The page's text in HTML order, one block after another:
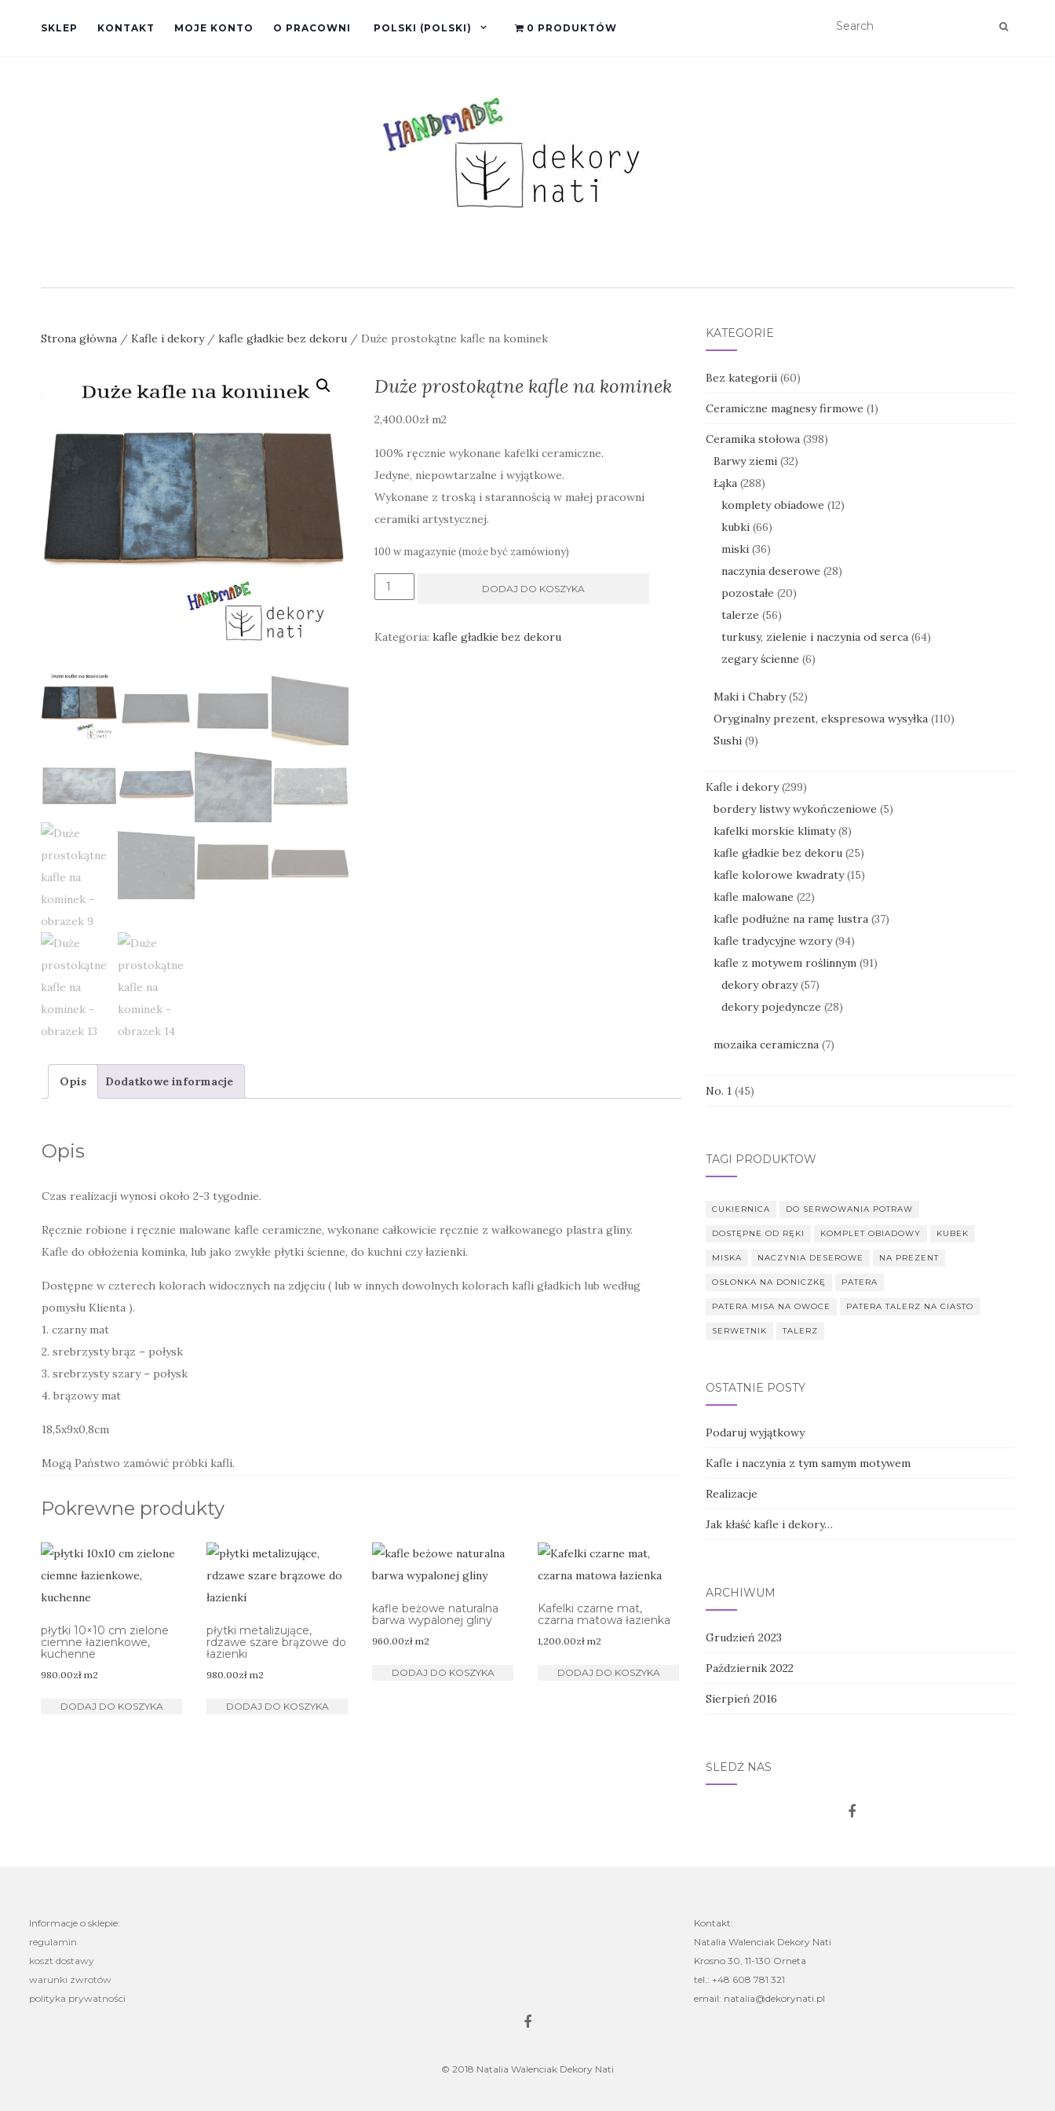
SKLEP KONTAKT MOJE KONTO O PRACOWNI POLSKI (POLSKI) 0 PRODUKTÓW
Strona główna / Kafle i dekory/ kafle gładkie bez dekoru / Duże prostokątne kafle na kominek
Duże prostokątne kafle na kominek
2,400.00zł m2
100% ręcznie wykonane kafelki ceramiczne.
Jedyne, niepowtarzalne i wyjątkowe.
Wykonane z troską i starannością w małej pracowni
ceramiki artystycznej.
100 w magazynie (może być zamówiony)
ilość
DODAJ DO KOSZYKA
Kategoria: kafle gładkie bez dekoru
Opis Dodatkowe informacje
Opis
Czas realizacji wynosi około 2-3 tygodnie.
Ręcznie robione i ręcznie malowane kafle ceramiczne, wykonane całkowicie ręcznie z wałkowanego plastra gliny.
Kafle do obłożenia kominka, lub jako zwykłe płytki ścienne, do kuchni czy łazienki.
Dostępne w czterech kolorach widocznych na zdjęciu ( lub w innych dowolnych kolorach kafli gładkich lub według
pomysłu Klienta ).
1. czarny mat
2. srebrzysty brąz – połysk
3. srebrzysty szary – połysk
4. brązowy mat
18,5x9x0,8cm
Mogą Państwo zamówić próbki kafli.
Pokrewne produkty
płytki 10×10 cm zielone
ciemne łazienkowe,
kuchenne
980.00zł m2
DODAJ DO KOSZYKA
płytki metalizujące,
rdzawe szare brązowe do
łazienki
980.00zł m2
DODAJ DO KOSZYKA
kafle beżowe naturalna
barwa wypalonej gliny
960.00zł m2
DODAJ DO KOSZYKA
Kafelki czarne mat,
czarna matowa łazienka
1,200.00zł m2
DODAJ DO KOSZYKA
KATEGORIE
Bez kategorii (60)
Ceramiczne magnesy firmowe (1)
Ceramika stołowa (398)
Barwy ziemi (32)
Łąka (288)
komplety obiadowe (12)
kubki (66)
miski (36)
naczynia deserowe (28)
pozostałe (20)
talerze (56)
turkusy, zielenie i naczynia od serca (64)
zegary ścienne (6)
Maki i Chabry (52)
Oryginalny prezent, ekspresowa wysyłka (110)
Sushi (9)
Kafle i dekory (299)
bordery listwy wykończeniowe (5)
kafelki morskie klimaty (8)
kafle gładkie bez dekoru (25)
kafle kolorowe kwadraty (15)
kafle malowane (22)
kafle podłużne na ramę lustra (37)
kafle tradycyjne wzory (94)
kafle z motywem roślinnym (91)
dekory obrazy (57)
dekory pojedyncze (28)
mozaika ceramiczna (7)
No. 1 (45)
TAGI PRODUKTÓW
CUKIERNICA DO SERWOWANIA POTRAW
DOSTĘPNE OD RĘKI KOMPLET OBIADOWY KUBEK
MISKA NACZYNIA DESEROWE NA PREZENT
OSŁONKA NA DONICZKĘ PATERA
PATERA MISA NA OWOCE PATERA TALERZ NA CIASTO
SERWETNIK TALERZ
OSTATNIE POSTY
Podaruj wyjątkowy
Kafle i naczynia z tym samym motywem
Realizacje
Jak kłaść kafle i dekory…
ARCHIWUM
Grudzień 2023
Październik 2022
Sierpień 2016
ŚLEDŹ NAS
Informacje o sklepie:
regulamin
koszt dostawy
warunki zwrotów
polityka prywatności
Kontakt:
Natalia Walenciak Dekory Nati
Krosno 30, 11-130 Orneta
tel.: +48 608 781 321
email: natalia@dekorynati.pl
© 2018 Natalia Walenciak Dekory Nati